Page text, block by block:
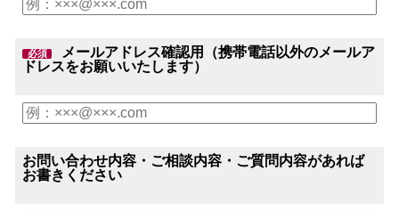
必須
メールアドレス確認用（携帯電話以外のメールア
ドレスをお願いいたします）
お問い合わせ内容・ご相談内容・ご質問内容があれば
お書きください